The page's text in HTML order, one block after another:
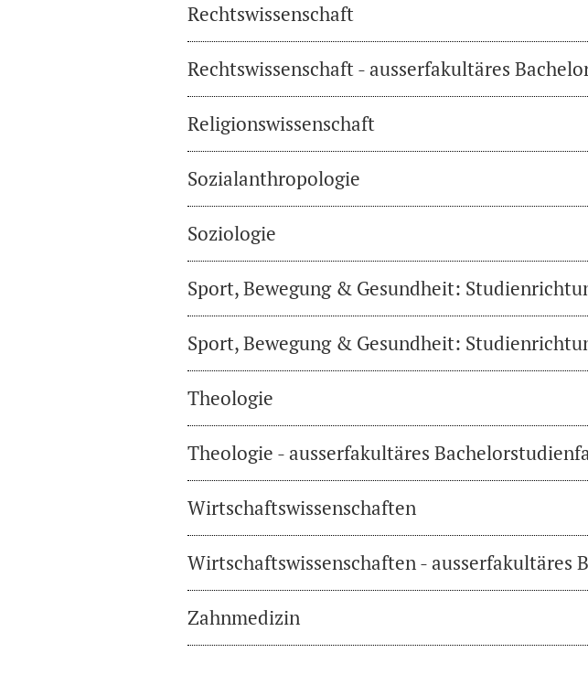
Rechtswissenschaft
Rechtswissenschaft - ausserfakultäres
Religionswissenschaft
Sozialanthropologie
Soziologie
Sport, Bewegung & Gesundheit:
Sport, Bewegung & Gesundheit:
Theologie
Theologie - ausserfakultäres
Wirtschaftswissenschaften
Wirtschaftswissenschaften - ausserfakultäres
Zahnmedizin